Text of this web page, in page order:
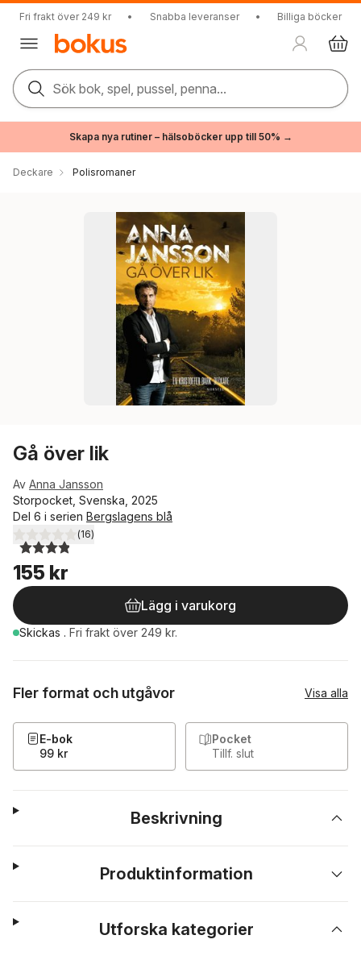
Fri frakt över 249 kr • Snabba leveranser • Billiga böcker
Sök bok, spel, pussel, penna...
Skapa nya rutiner – hälsoböcker upp till 50% →
Deckare Polisromaner
Gå över lik
Av Anna Jansson
Storpocket, Svenska, 2025
Del 6 i serien Bergslagens blå
3,9utav 5 stjärnor. Totalt antal röster:
(16)
155 kr
Lägg i varukorg
Skickas . Fri frakt över 249 kr.
Fler format och utgåvor Visa alla
E-bok
99 kr
Pocket
Tillf. slut
Beskrivning
Produktinformation
Utforska kategorier